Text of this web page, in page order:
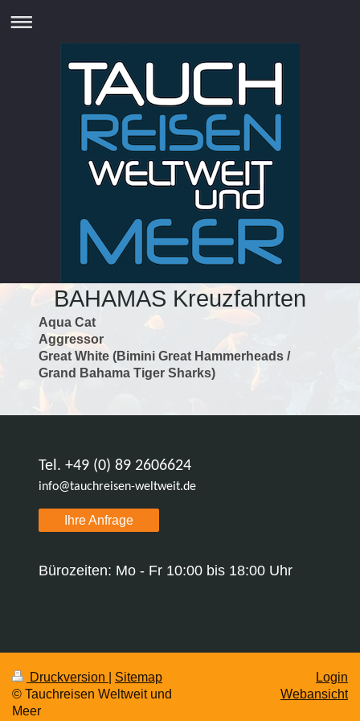
BAHAMAS Kreuzfahrten
Aqua Cat
Aggressor
Great White (Bimini Great Hammerheads /
Grand Bahama Tiger Sharks)
Tel. +49 (0) 89 2606624
info@tauchreisen-weltweit.de
Ihre Anfrage
Bürozeiten: Mo - Fr 10:00 bis 18:00 Uhr
Druckversion
Sitemap
© Tauchreisen Weltweit und
Meer
Login
Webansicht